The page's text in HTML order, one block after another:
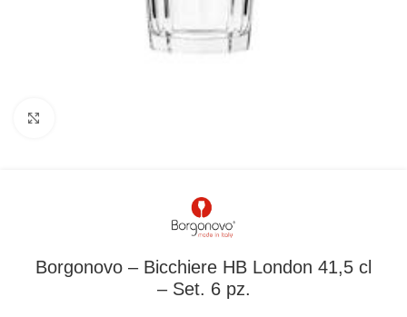
Borgonovo – Bicchiere HB London 41,5 cl
– Set. 6 pz.